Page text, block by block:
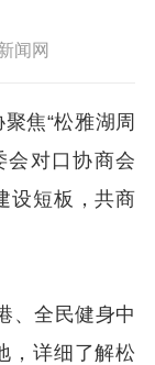
闻网
焦“松雅湖周
会对口协商会
设短板，共商
、全民健身中
，详细了解松